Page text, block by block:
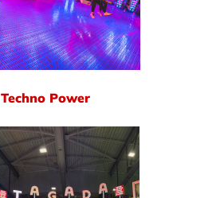
Techno Power